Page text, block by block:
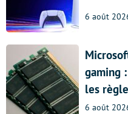
6 août
gaming
les
6 août